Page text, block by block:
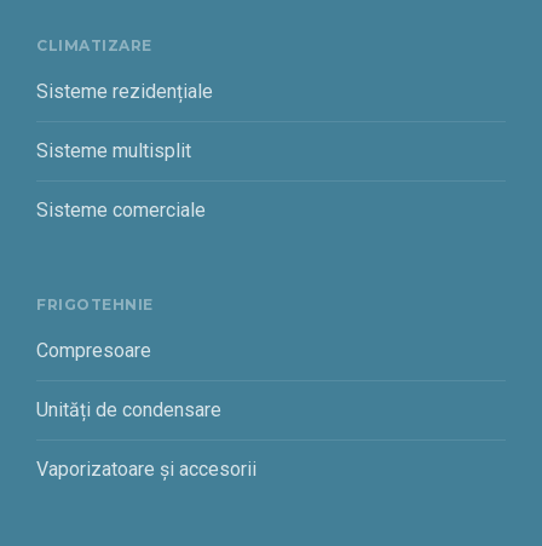
CLIMATIZARE
Sisteme rezidențiale
Sisteme multisplit
Sisteme comerciale
FRIGOTEHNIE
Compresoare
Unități de condensare
Vaporizatoare și accesorii